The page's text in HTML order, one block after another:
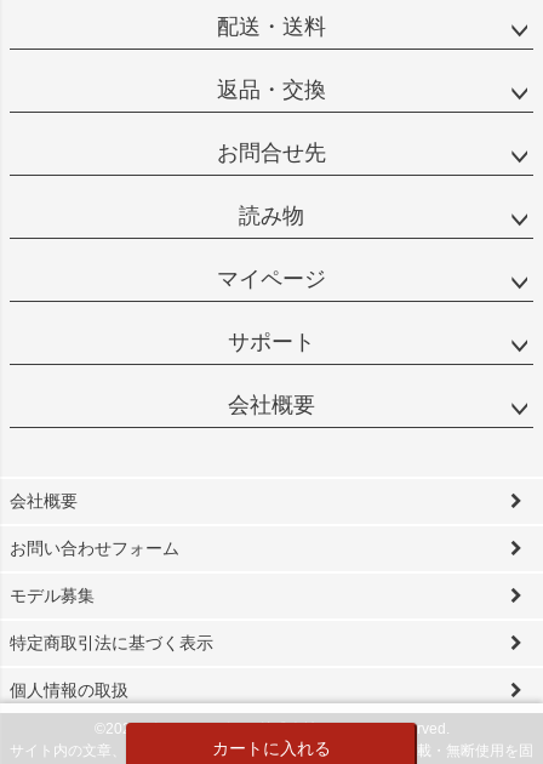
カートに入れる
配送・送料
返品・交換
お問合せ先
読み物
マイページ
サポート
会社概要
会社概要
お問い合わせフォーム
モデル募集
特定商取引法に基づく表示
個人情報の取扱
©2024 ビソワ・デザイン株式会社 All Rights reserved.
サイト内の文章、画像などの著作物は当社に属します。無断転載・無断使用を固